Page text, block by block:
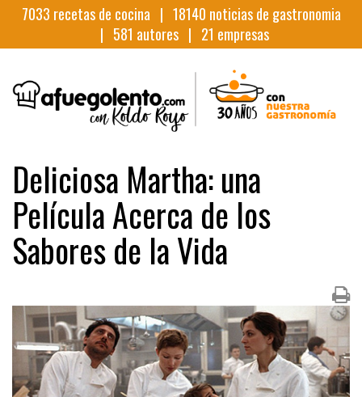
7033 recetas de cocina | 18140 noticias de gastronomia
| 581 autores | 21 empresas
Deliciosa Martha: una
Película Acerca de los
Sabores de la Vida